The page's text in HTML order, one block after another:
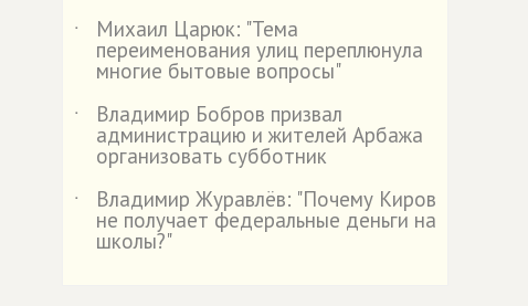
˙
Михаил Царюк: "Тема
переименования улиц переплюнула
многие бытовые вопросы"
˙
Владимир Бобров призвал
администрацию и жителей Арбажа
организовать субботник
˙
Владимир Журавлёв: "Почему Киров
не получает федеральные деньги на
школы?"